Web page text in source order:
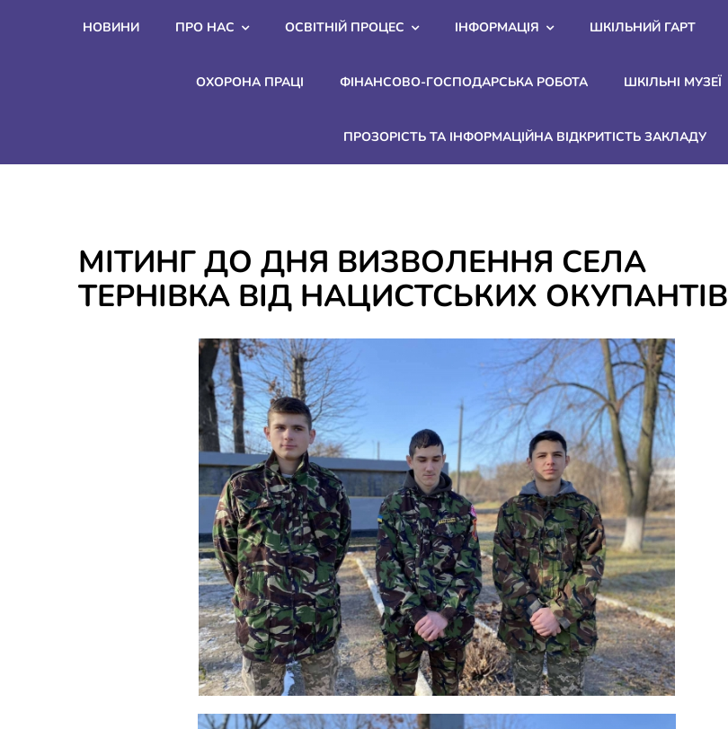
НОВИНИ ПРО НАС ОСВІТНІЙ ПРОЦЕС ІНФОРМАЦІЯ ШКІЛЬНИЙ ГАРТ
ОХОРОНА ПРАЦІ ФІНАНСОВО-ГОСПОДАРСЬКА РОБОТА ШКІЛЬНІ МУЗЕЇ
ПРОЗОРІСТЬ ТА ІНФОРМАЦІЙНА ВІДКРИТІСТЬ ЗАКЛАДУ
МІТИНГ ДО ДНЯ ВИЗВОЛЕННЯ СЕЛА
ТЕРНІВКА ВІД НАЦИСТСЬКИХ ОКУПАНТІВ